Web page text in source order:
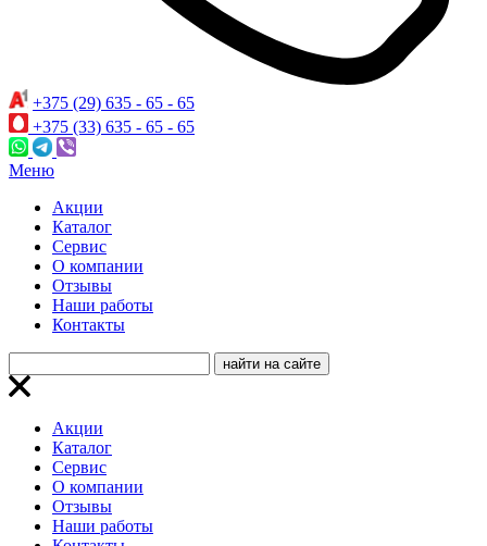
+375 (29) 635 - 65 - 65
+375 (33) 635 - 65 - 65
Меню
Акции
Каталог
Сервис
О компании
Отзывы
Наши работы
Контакты
Акции
Каталог
Сервис
О компании
Отзывы
Наши работы